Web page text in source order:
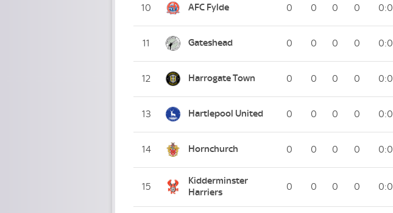
10 AFC Fylde 0 0 0 0 0:0
11 Gateshead 0 0 0 0 0:0
12 Harrogate Town 0 0 0 0 0:0
13 Hartlepool United 0 0 0 0 0:0
14 Hornchurch 0 0 0 0 0:0
15
Kidderminster
Harriers
0 0 0 0 0:0